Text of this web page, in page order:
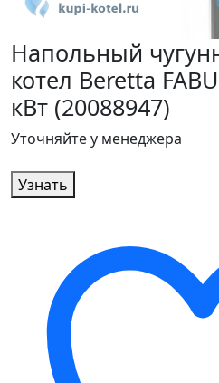
Напольный
котел Beretta
кВт (20088947)
Уточняйте у менеджера
Узнать